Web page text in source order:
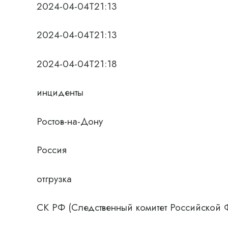
2024-04-04T21:13
2024-04-04T21:13
2024-04-04T21:18
инциденты
Ростов-на-Дону
Россия
отгрузка
СК РФ (Следственный комитет Российской